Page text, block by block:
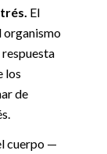
El
organismo
los
de
cuerpo —